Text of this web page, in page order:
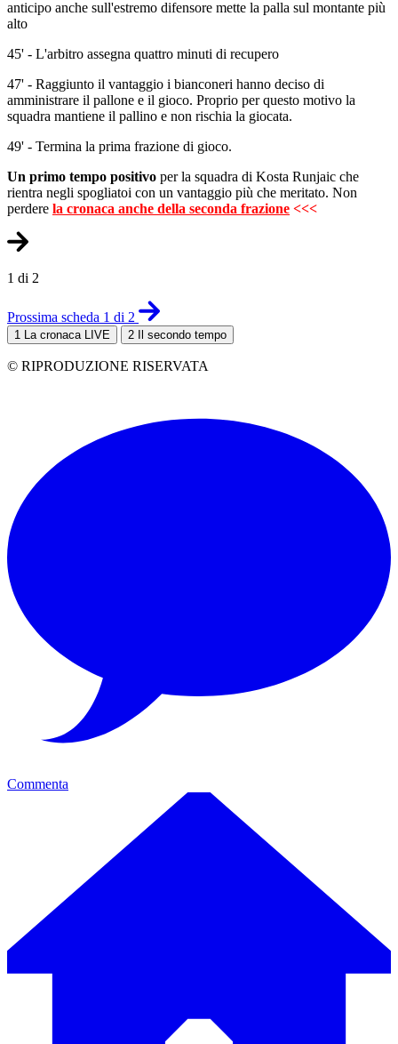
anticipo anche sull'estremo difensore mette la palla sul montante più
alto
45' - L'arbitro assegna quattro minuti di recupero
47' - Raggiunto il vantaggio i bianconeri hanno deciso di
amministrare il pallone e il gioco. Proprio per questo motivo la
squadra mantiene il pallino e non rischia la giocata.
49' - Termina la prima frazione di gioco.
Un primo tempo positivo per la squadra di Kosta Runjaic che
rientra negli spogliatoi con un vantaggio più che meritato. Non
perdere la cronaca anche della seconda frazione <<<
1 di 2
Prossima scheda 1 di 2
1 La cronaca LIVE 2 Il secondo tempo
© RIPRODUZIONE RISERVATA
Commenta